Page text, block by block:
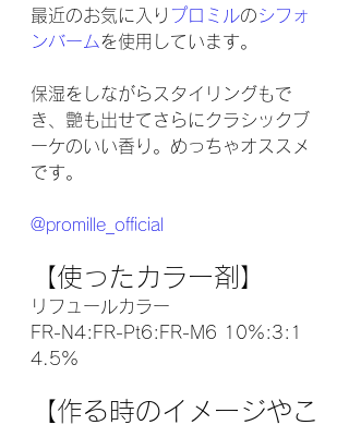
最近のお気に入り プロミルのシフォ
ンバームを使用しています。
保湿をしながらスタイリングもで
き、艶も出せてさらにクラシックブ
ーケのいい香り。めっちゃオススメ
です。
@promille_official
【使ったカラー剤】
リフュールカラー
FR-N4:FR-Pt6:FR-M6 10%:3:1
4.5%
【作る時のイメージやこ